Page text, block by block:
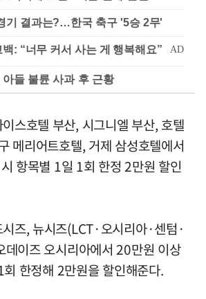
기 결과는?…한국 축구 '5승 2무'
들 불륜 사과 후 근황
스호텔 부산, 시그니엘 부산, 호텔
메리어트호텔, 거제 삼성호텔에서
항목별 1일 1회 한정 2만원 할인
즈, 뉴시즈(LCT·오시리아·센텀·
데이즈 오시리아에서 20만원 이상
한정해 2만원을 할인해준다.